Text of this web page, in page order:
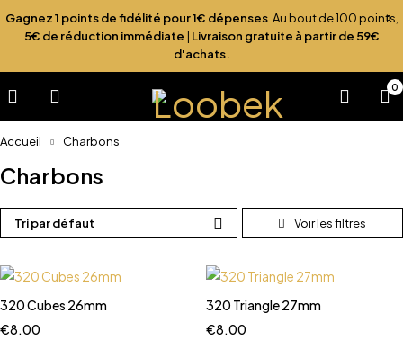
Gagnez 1 points de fidélité pour 1€ dépenses. Au bout de 100 points,
5€ de réduction immédiate | Livraison gratuite à partir de 59€
d'achats.
0
Accueil Charbons
Charbons
Tri par défaut
320 Cubes 26mm
€8.00
320 Triangle 27mm
€8.00